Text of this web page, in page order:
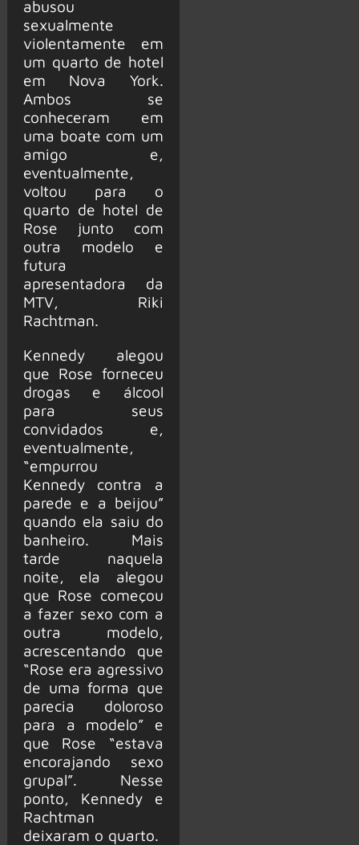
abusou
sexualmente
violentamente em
um quarto de hotel
em Nova York.
Ambos se
conheceram em
uma boate com um
amigo e,
eventualmente,
voltou para o
quarto de hotel de
Rose junto com
outra modelo e
futura
apresentadora da
MTV, Riki
Rachtman.
Kennedy alegou
que Rose forneceu
drogas e álcool
para seus
convidados e,
eventualmente,
“empurrou
Kennedy contra a
parede e a beijou”
quando ela saiu do
banheiro. Mais
tarde naquela
noite, ela alegou
que Rose começou
a fazer sexo com a
outra modelo,
acrescentando que
“Rose era agressivo
de uma forma que
parecia doloroso
para a modelo” e
que Rose “estava
encorajando sexo
grupal”. Nesse
ponto, Kennedy e
Rachtman
deixaram o quarto.